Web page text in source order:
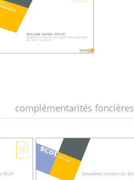
complémentarités foncières